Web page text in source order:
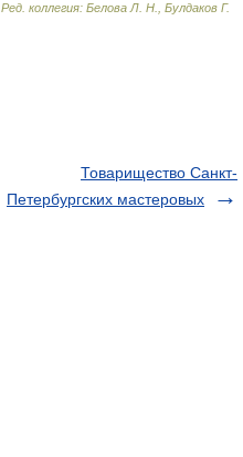
Ред. коллегия: Белова Л. Н., Булдаков Г.
Товарищество Санкт-
Петербургских мастеровых